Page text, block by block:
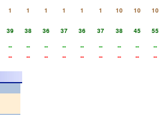
1 1 1 1 1 1 10 10
10
39 38 36 37 36 37 38 45
55
-- -- -- -- -- -- -- --
--
-- -- -- -- -- -- -- -- --